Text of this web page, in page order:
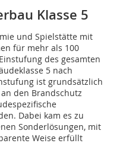
Klasse 5
und Spielstätte mit
für mehr als 100
des gesamten
5 nach
ist grundsätzlich
den Brandschutz
Dabei kam es zu
Sonderlösungen, mit
Weise erfüllt